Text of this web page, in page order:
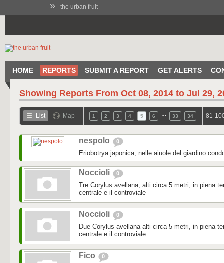
» the urban fruit
HOME REPORTS SUBMIT A REPORT GET ALERTS
Showing Reports From Oct 08, 2014 to Jul 29,
List Map 1 2 3 4 5 6 33 34 81-
nespolo 0
Eriobotrya japonica, nelle aiuole del giardino
Noccioli 0
Tre Corylus avellana, alti circa 5 metri, in piena
centrale e il controviale
Noccioli 0
Due Corylus avellana alti circa 5 metri, in piena
centrale e il controviale
Fico 0